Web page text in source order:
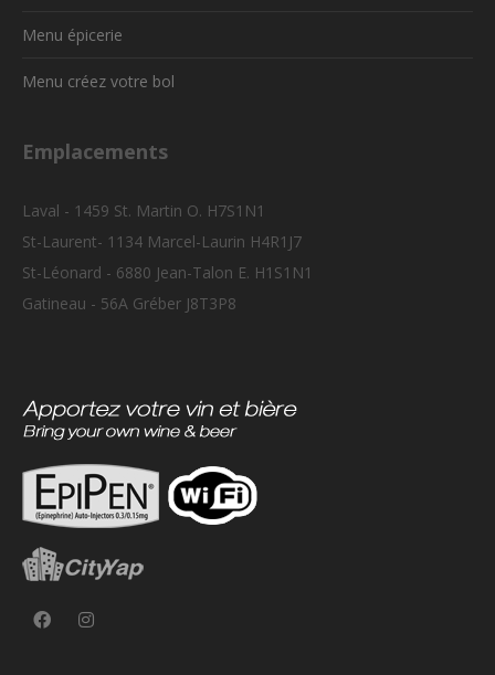
Menu épicerie
Menu créez votre bol
Emplacements
Laval - 1459 St. Martin O. H7S1N1
St-Laurent- 1134 Marcel-Laurin H4R1J7
St-Léonard - 6880 Jean-Talon E. H1S1N1
Gatineau - 56A Gréber J8T3P8